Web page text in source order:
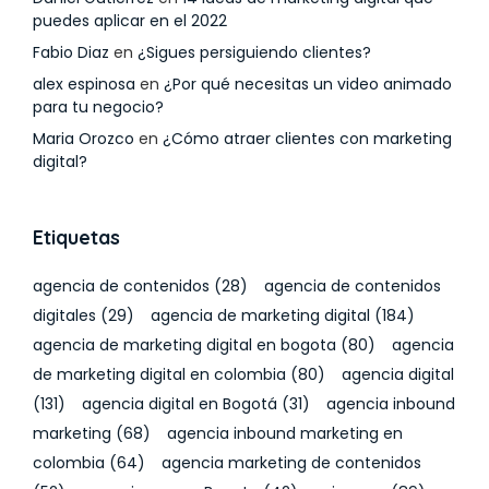
puedes aplicar en el 2022
Fabio Diaz en ¿Sigues persiguiendo clientes?
alex espinosa en ¿Por qué necesitas un video animado
para tu negocio?
Maria Orozco en ¿Cómo atraer clientes con marketing
digital?
Etiquetas
agencia de contenidos (28)
agencia de contenidos
digitales (29) agencia de marketing digital (184)
agencia de marketing digital en bogota (80)
agencia
de marketing digital en colombia (80)
agencia digital
(131)
agencia digital en Bogotá (31)
agencia inbound
marketing (68)
agencia inbound marketing en
colombia (64)
agencia marketing de contenidos